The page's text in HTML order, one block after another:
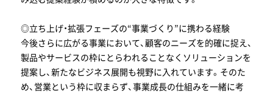
◎立ち上げ・拡張フェーズの“事業づくり”に携わる経験
今後さらに広がる事業において、顧客のニーズを的確に捉え、
製品やサービスの枠にとらわれることなくソリューションを
提案し、新たなビジネス展開も視野に入れています。そのた
め、営業という枠に収まらず、事業成長の仕組みを一緒に考